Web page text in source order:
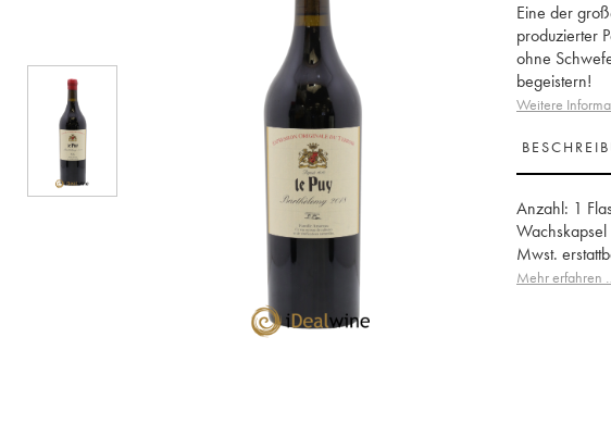
Eine der
produzierter
ohne
begeistern!
Weitere
Anzahl: 1
Wachskapsel
Mwst.
Appellation:
Mehr erfahren